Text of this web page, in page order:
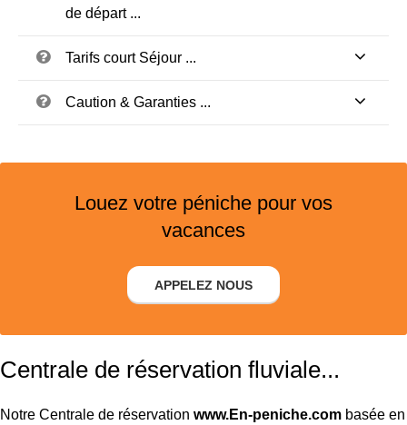
de départ ...
Tarifs court Séjour ...
Caution & Garanties ...
Louez votre péniche pour vos
vacances
APPELEZ NOUS
Centrale de réservation fluviale...
Notre Centrale de réservation www.En-peniche.com basée en